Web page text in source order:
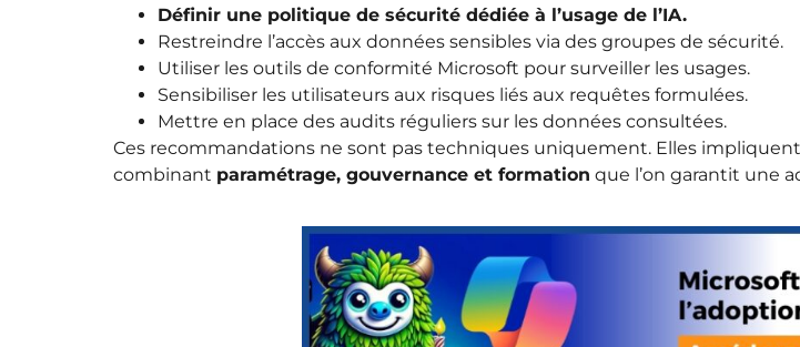
Définir une politique de sécurité dédiée à l’usage de l’IA.
Restreindre l’accès aux données sensibles via des groupes de sécurité.
Utiliser les outils de conformité Microsoft pour surveiller les usages.
Sensibiliser les utilisateurs aux risques liés aux requêtes formulées.
Mettre en place des audits réguliers sur les données consultées.
Ces recommandations ne sont pas techniques uniquement. Elles
combinant paramétrage, gouvernance et formation que l’on garantit une